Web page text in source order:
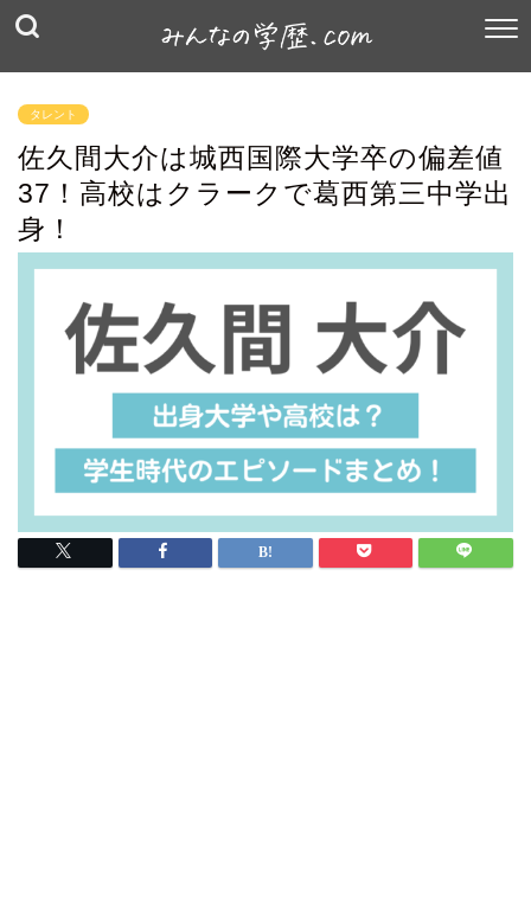
タレント
佐久間大介は城西国際大学卒の偏差値
37！高校はクラークで葛西第三中学出
身！